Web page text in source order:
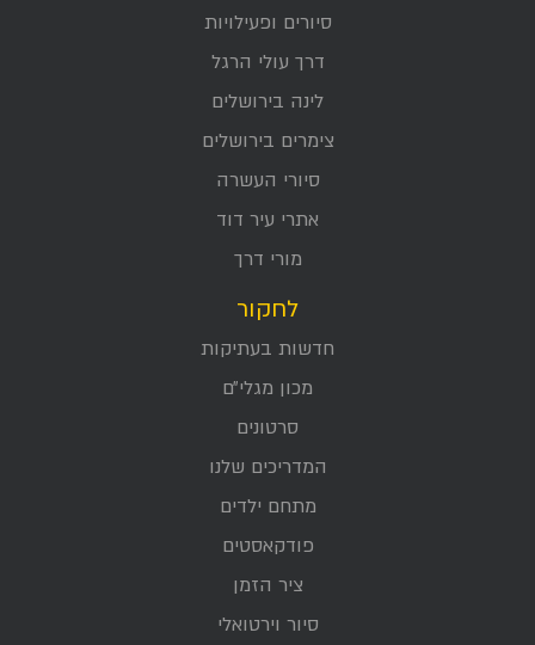
סיורים ופעילויות
דרך עולי הרגל
לינה בירושלים
צימרים בירושלים
סיורי העשרה
אתרי עיר דוד
מורי דרך
לחקור
חדשות בעתיקות
מכון מגלי״ם
סרטונים
המדריכים שלנו
מתחם ילדים
פודקאסטים
ציר הזמן
סיור וירטואלי